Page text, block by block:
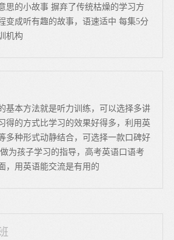
思的小故事 摒弃了传统枯燥的学习方
变成听有趣的故事，语速适中 每集5分
机构
基本方法就是听力训练，可以选择多讲
得的方式比学习的效果好得多，利用英
多种形式动静结合，可选择一款口碑好
为孩子学习的指导，高考英语口语考
，用英语能交流是有用的